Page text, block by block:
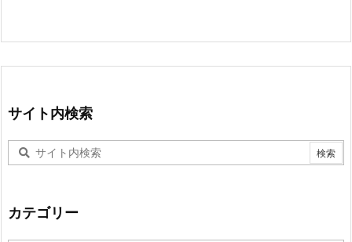
サイト内検索
カテゴリー